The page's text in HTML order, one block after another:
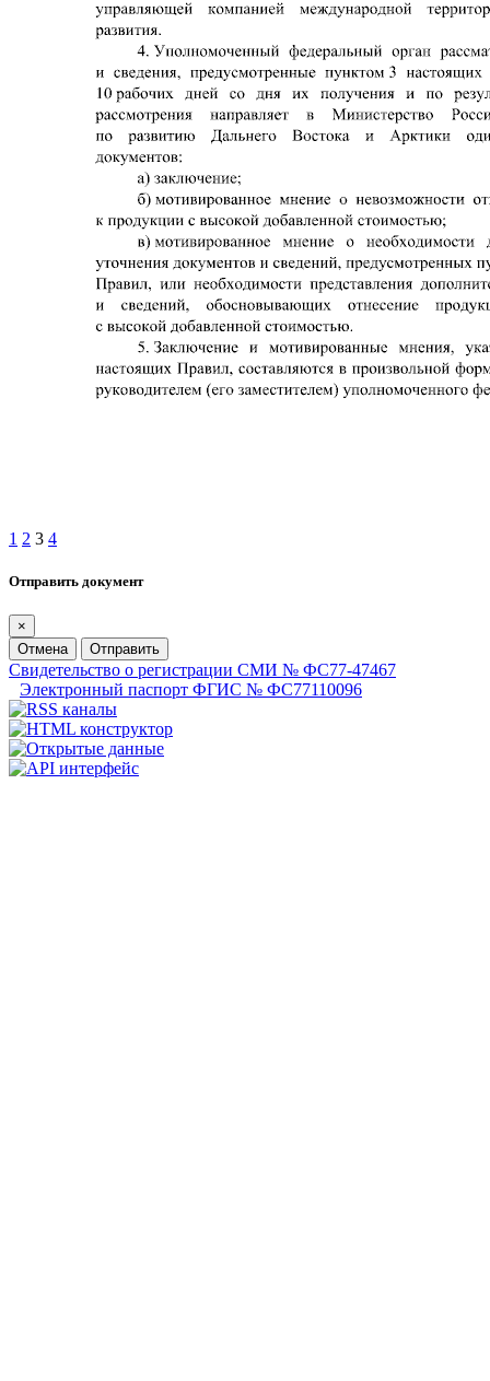
1 2 3 4
Отправить документ
×
Отмена
Отправить
Свидетельство о регистрации СМИ № ФС77-47467
Электронный паспорт ФГИС № ФС77110096